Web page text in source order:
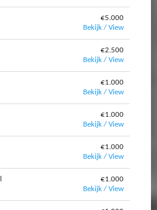
€5.000
Bekijk / View
€2.500
Bekijk / View
€1.000
Bekijk / View
€1.000
Bekijk / View
€1.000
Bekijk / View
€1.000
Bekijk / View